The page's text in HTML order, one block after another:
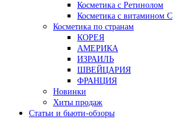
Косметика с Ретинолом
Косметика с витамином С
Косметика по странам
КОРЕЯ
АМЕРИКА
ИЗРАИЛЬ
ШВЕЙЦАРИЯ
ФРАНЦИЯ
Новинки
Хиты продаж
Статьи и бьюти-обзоры